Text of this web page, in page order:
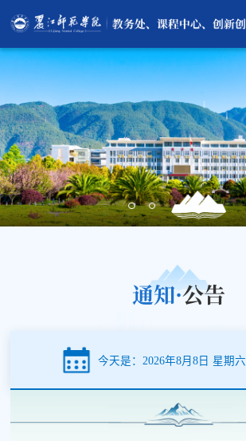
通知·公告
今天是：2026年8月8日 星期六